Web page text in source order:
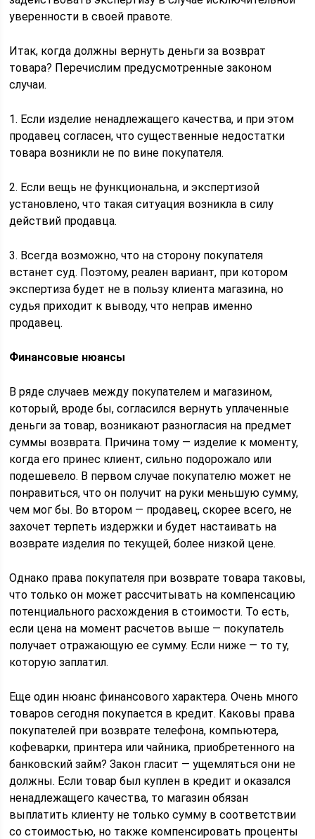
уверенности в своей правоте.
Итак, когда должны вернуть деньги за возврат
товара? Перечислим предусмотренные законом
случаи.
1. Если изделие ненадлежащего качества, и при этом
продавец согласен, что существенные недостатки
товара возникли не по вине покупателя.
2. Если вещь не функциональна, и экспертизой
установлено, что такая ситуация возникла в силу
действий продавца.
3. Всегда возможно, что на сторону покупателя
встанет суд. Поэтому, реален вариант, при котором
экспертиза будет не в пользу клиента магазина, но
судья приходит к выводу, что неправ именно
продавец.
Финансовые нюансы
В ряде случаев между покупателем и магазином,
который, вроде бы, согласился вернуть уплаченные
деньги за товар, возникают разногласия на предмет
суммы возврата. Причина тому — изделие к моменту,
когда его принес клиент, сильно подорожало или
подешевело. В первом случае покупателю может не
понравиться, что он получит на руки меньшую сумму,
чем мог бы. Во втором — продавец, скорее всего, не
захочет терпеть издержки и будет настаивать на
возврате изделия по текущей, более низкой цене.
Однако права покупателя при возврате товара таковы,
что только он может рассчитывать на компенсацию
потенциального расхождения в стоимости. То есть,
если цена на момент расчетов выше — покупатель
получает отражающую ее сумму. Если ниже — то ту,
которую заплатил.
Еще один нюанс финансового характера. Очень много
товаров сегодня покупается в кредит. Каковы права
покупателей при возврате телефона, компьютера,
кофеварки, принтера или чайника, приобретенного на
банковский займ? Закон гласит — ущемляться они не
должны. Если товар был куплен в кредит и оказался
ненадлежащего качества, то магазин обязан
выплатить клиенту не только сумму в соответствии
со стоимостью, но также компенсировать проценты